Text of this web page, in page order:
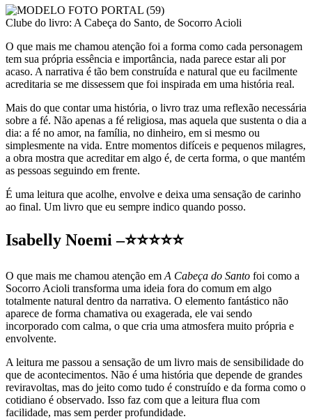
Clube do livro: A Cabeça do Santo, de Socorro Acioli
O que mais me chamou atenção foi a forma como cada personagem
tem sua própria essência e importância, nada parece estar ali por
acaso. A narrativa é tão bem construída e natural que eu facilmente
acreditaria se me dissessem que foi inspirada em uma história real.
Mais do que contar uma história, o livro traz uma reflexão necessária
sobre a fé. Não apenas a fé religiosa, mas aquela que sustenta o dia a
dia: a fé no amor, na família, no dinheiro, em si mesmo ou
simplesmente na vida. Entre momentos difíceis e pequenos milagres,
a obra mostra que acreditar em algo é, de certa forma, o que mantém
as pessoas seguindo em frente.
É uma leitura que acolhe, envolve e deixa uma sensação de carinho
ao final. Um livro que eu sempre indico quando posso.
Isabelly Noemi –⭐⭐⭐⭐⭐
O que mais me chamou atenção em A Cabeça do Santo foi como a
Socorro Acioli transforma uma ideia fora do comum em algo
totalmente natural dentro da narrativa. O elemento fantástico não
aparece de forma chamativa ou exagerada, ele vai sendo
incorporado com calma, o que cria uma atmosfera muito própria e
envolvente.
A leitura me passou a sensação de um livro mais de sensibilidade do
que de acontecimentos. Não é uma história que depende de grandes
reviravoltas, mas do jeito como tudo é construído e da forma como o
cotidiano é observado. Isso faz com que a leitura flua com
facilidade, mas sem perder profundidade.